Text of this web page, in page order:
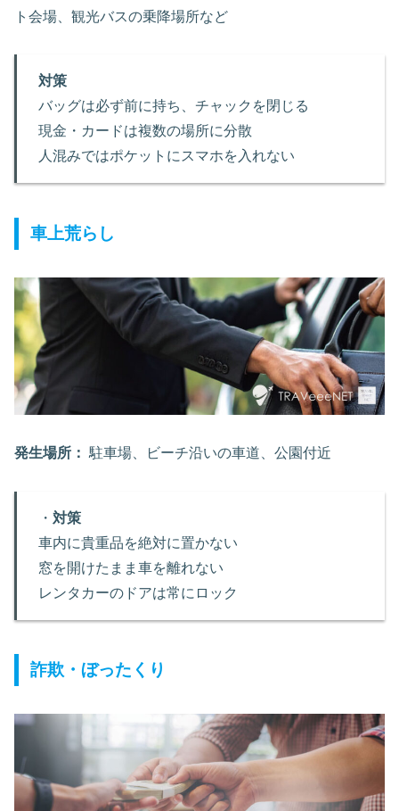
ト会場、観光バスの乗降場所など
対策
バッグは必ず前に持ち、チャックを閉じる
現金・カードは複数の場所に分散
人混みではポケットにスマホを入れない
車上荒らし
発生場所： 駐車場、ビーチ沿いの車道、公園付近
・ 対策
車内に貴重品を絶対に置かない
窓を開けたまま車を離れない
レンタカーのドアは常にロック
詐欺・ぼったくり